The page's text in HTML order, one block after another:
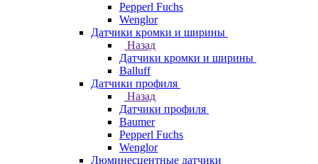
Pepperl Fuchs
Wenglor
Датчики кромки и ширины
Назад
Датчики кромки и ширины
Balluff
Датчики профиля
Назад
Датчики профиля
Baumer
Pepperl Fuchs
Wenglor
Люминесцентные датчики